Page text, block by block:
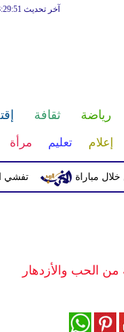
آخر تحديث GMT 03:29:51
رياضة ثقافة
إعلام تعليم مرأة
تفشي الكوليرا
من الحب والأزدهار